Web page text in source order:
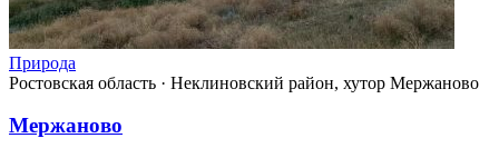
Природа
Ростовская область · Неклиновский район, хутор Мержаново
Мержаново